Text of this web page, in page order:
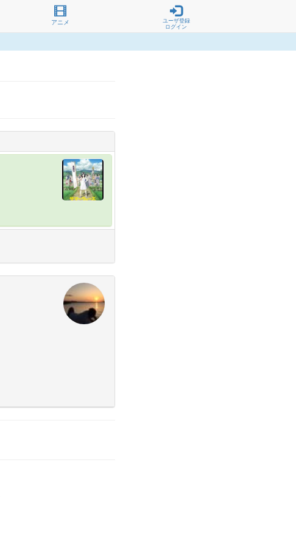
アニメ
ユーザ登録
ログイン